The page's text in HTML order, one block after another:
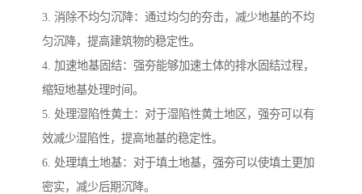
3. 消除不均匀沉降：通过均匀的夯击，减少地基的不均
匀沉降，提高建筑物的稳定性。
4. 加速地基固结：强夯能够加速土体的排水固结过程，
缩短地基处理时间。
5. 处理湿陷性黄土：对于湿陷性黄土地区，强夯可以有
效减少湿陷性，提高地基的稳定性。
6. 处理填土地基：对于填土地基，强夯可以使填土更加
密实，减少后期沉降。